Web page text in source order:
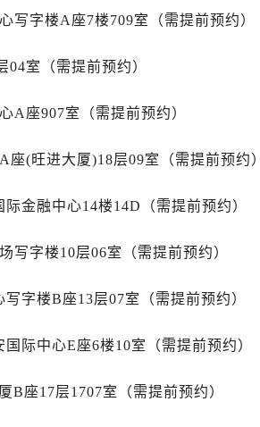
售后服务中心（需提前预约）
邦售后服务中心（需提前预约）
萧邦售后服务中心（需提前预约）
邦售后服务中心（需提前预约）
邦售后服务中心（需提前预约）
邦售后服务中心（需提前预约）
邦售后服务中心（需提前预约）
写字楼A座7楼709室（需提前预约）
室（需提前预约）
A座907室（需提前预约）
(旺进大厦)18层09室（需提前预约）
金融中心14楼14D（需提前预约）
写字楼10层06室（需提前预约）
字楼B座13层07室（需提前预约）
际中心E座6楼10室（需提前预约）
B座17层1707室（需提前预约）